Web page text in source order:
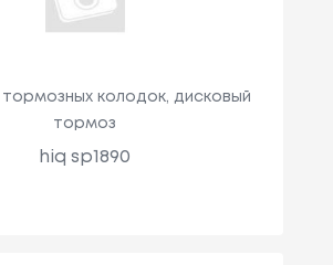
тормозных колодок, дисковый
тормоз
hiq sp1890